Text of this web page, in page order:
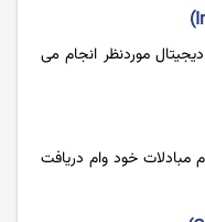
موردنظر انجام می
مبادلات خود وام دریافت